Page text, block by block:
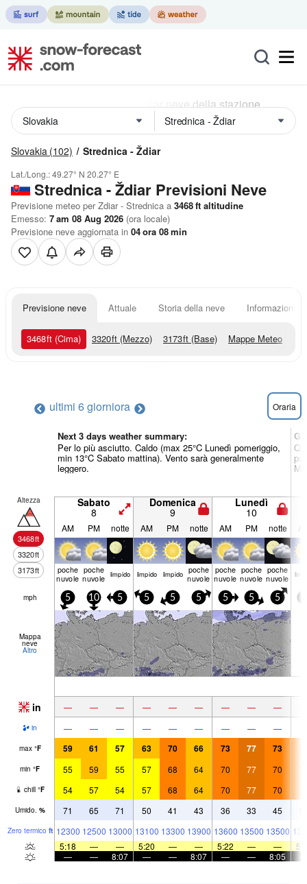
Slovakia (102) Strednica - Ždiar
Lat./Long.:49.27° N 20.27° E
Strednica - Ždiar Previsioni Neve
Previsione meteo per Zdiar - Strednica a 3468ft altitudine
Emesso: 7 am 08 Aug 2026 (ora locale)
Previsione neve aggiornata in 04ora 08min
Previsione neve Attuale Storia della neve Informazioni
3468ft (Cima) 3320ft (Mezzo) 3173ft (Base) Mappe Meteo
ultimi 6 giorniora Oraria
Next 3 days weather summary:
Per lo più asciutto. Caldo (max 25°C Lunedì pomeriggio,
min 13°C Sabato mattina). Vento sarà generalmente
leggero.
Altezza
3468ft
3320ft
3173ft
Sabato
8
Domenica
9
Lunedì
10
AM PM notte AM PM notte AM PM notte
poche
nuvole
poche
nuvole limp­ido limp­ido limp­ido poche
nuvole
poche
nuvole
poche
nuvole
poche
nuvole
mph 5 10 5 5 5 5 5 5 5
Mappa
neve
Altro
in — — — — — — — — —
in — — — — — — — — —
max °F 59 61 57 63 70 66 73 77 73
min °F 55 59 55 57 68 64 70 77 70
chill °F 54 57 54 57 68 64 70 77 70
Umido. % 71 65 71 50 41 43 36 33 45
Zero termico ft 12300 12500 13000 13100 13300 13900 13600 13500 13500
5:18
— — 5:20 — — 5:22 — —
—
— 8:07 — — 8:07 — — 8:05